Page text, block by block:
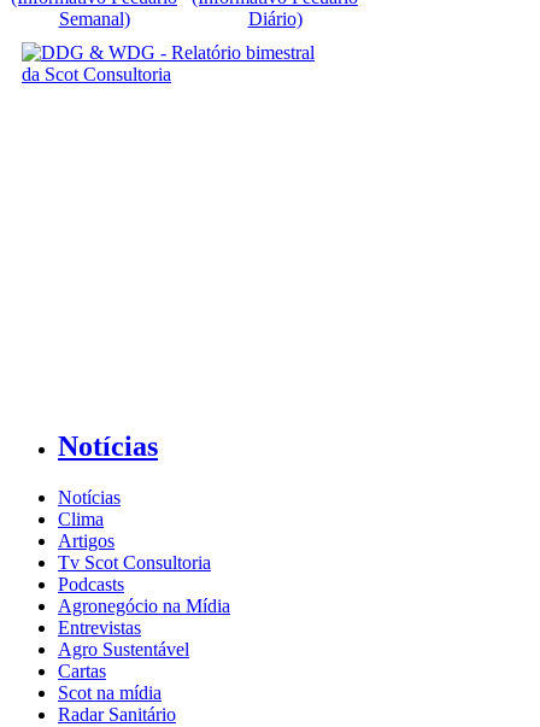
Semanal)
Diário)
Notícias
Notícias
Clima
Artigos
Tv Scot Consultoria
Podcasts
Agronegócio na Mídia
Entrevistas
Agro Sustentável
Cartas
Scot na mídia
Radar Sanitário